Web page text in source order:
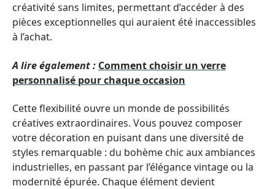
créativité sans limites, permettant d’accéder à des
pièces exceptionnelles qui auraient été inaccessibles
à l’achat.
A lire également : Comment choisir un verre
personnalisé pour chaque occasion
Cette flexibilité ouvre un monde de possibilités
créatives extraordinaires. Vous pouvez composer
votre décoration en puisant dans une diversité de
styles remarquable : du bohème chic aux ambiances
industrielles, en passant par l’élégance vintage ou la
modernité épurée. Chaque élément devient